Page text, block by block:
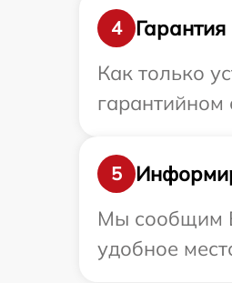
4
Гарантия
Как только
гарантийном
5
Мы сообщим
удобное